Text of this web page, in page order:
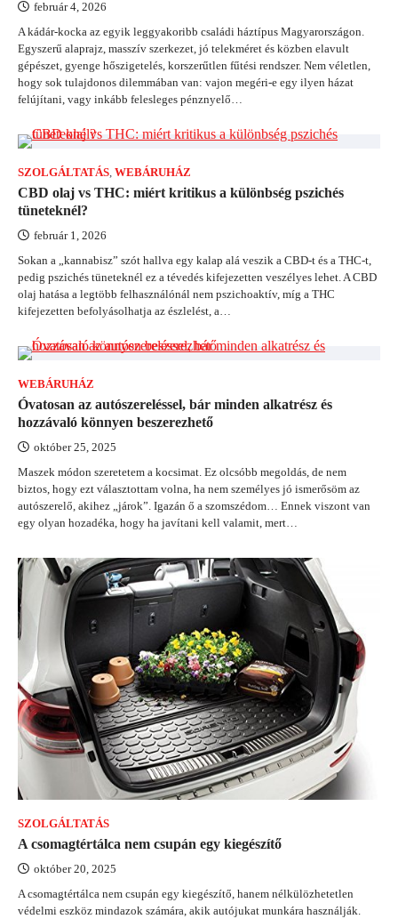
február 4, 2026
A kádár-kocka az egyik leggyakoribb családi háztípus Magyarországon.
Egyszerű alaprajz, masszív szerkezet, jó telekméret és közben elavult
gépészet, gyenge hőszigetelés, korszerűtlen fűtési rendszer. Nem véletlen,
hogy sok tulajdonos dilemmában van: vajon megéri-e egy ilyen házat
felújítani, vagy inkább felesleges pénznyelő…
SZOLGÁLTATÁS, WEBÁRUHÁZ
CBD olaj vs THC: miért kritikus a különbség pszichés
tüneteknél?
február 1, 2026
Sokan a „kannabisz” szót hallva egy kalap alá veszik a CBD-t és a THC-t,
pedig pszichés tüneteknél ez a tévedés kifejezetten veszélyes lehet. A CBD
olaj hatása a legtöbb felhasználónál nem pszichoaktív, míg a THC
kifejezetten befolyásolhatja az észlelést, a…
WEBÁRUHÁZ
Óvatosan az autószereléssel, bár minden alkatrész és
hozzávaló könnyen beszerezhető
október 25, 2025
Maszek módon szeretetem a kocsimat. Ez olcsóbb megoldás, de nem
biztos, hogy ezt választottam volna, ha nem személyes jó ismerősöm az
autószerelő, akihez „járok”. Igazán ő a szomszédom… Ennek viszont van
egy olyan hozadéka, hogy ha javítani kell valamit, mert…
SZOLGÁLTATÁS
A csomagtértálca nem csupán egy kiegészítő
október 20, 2025
A csomagtértálca nem csupán egy kiegészítő, hanem nélkülözhetetlen
védelmi eszköz mindazok számára, akik autójukat munkára használják.